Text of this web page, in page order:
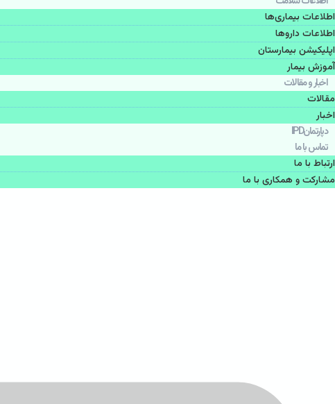
اطلاعات بیماری‌ها
اطلاعات دارو‌ها
اپليكيشن بيمارستان
آموزش بیمار
اخبار و مقالات
مقالات
اخبار
دپارتمانIPD
تماس با ما
ارتباط با ما
مشاركت و همكاری با ما